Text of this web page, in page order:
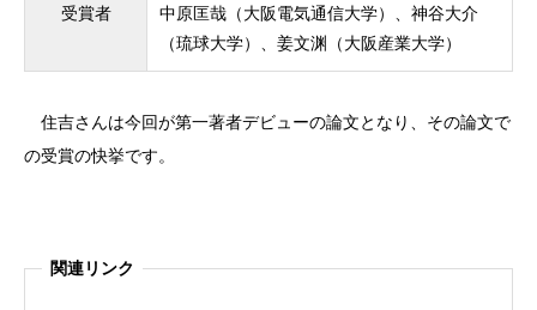
受賞者
中原匡哉（大阪電気通信大学）、神谷大介
（琉球大学）、姜文渊（大阪産業大学）
住吉さんは今回が第一著者デビューの論文となり、その論文で
の受賞の快挙です。
関連リンク